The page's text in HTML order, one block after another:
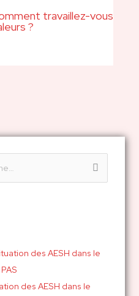
des AESH dans le
travaillez-vous
?